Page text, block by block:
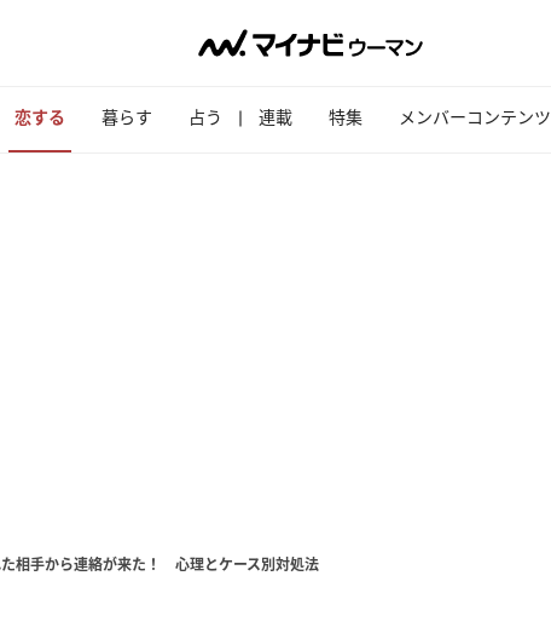
恋する 暮らす 占う 連載 特集 メンバーコンテンツ
相手から連絡が来た！ 心理とケース別対処法